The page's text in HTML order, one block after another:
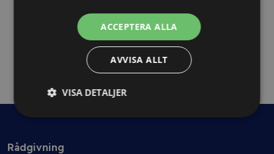
Rådgivning
ACCEPTERA ALLA
AVVISA ALLT
VISA DETALJER